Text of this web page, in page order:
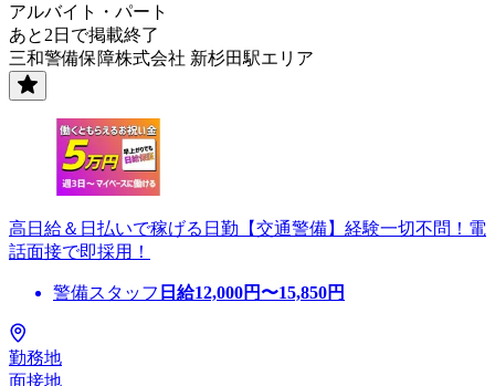
アルバイト・パート
あと2日で掲載終了
三和警備保障株式会社 新杉田駅エリア
高日給＆日払いで稼げる日勤【交通警備】経験一切不問！電
話面接で即採用！
警備スタッフ 日給12,000円〜15,850円
勤務地
面接地